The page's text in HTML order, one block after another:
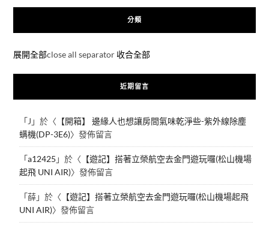
分類
展開全部close all separator 收合全部
近期留言
「J 」於〈 【開箱】 邊緣人也想讓房間氣味乾淨些-紫外線除塵
螨機(DP-3E6)〉發佈留言
「a12425 」於〈 【遊記】搭著立榮航空去金門遊玩囉(松山機場
起飛 UNI AIR)〉發佈留言
「薛」於〈 【遊記】搭著立榮航空去金門遊玩囉(松山機場起飛
UNI AIR)〉發佈留言